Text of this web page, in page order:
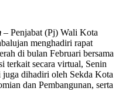
– Penjabat (Pj) Wali Kota
menghadiri rapat
di bulan Februari bersama
terkait secara virtual, Senin
dihadiri oleh Sekda Kota
dan Pembangunan, serta